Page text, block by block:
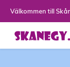
Välkommen till